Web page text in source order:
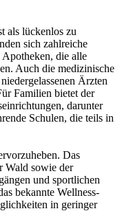
als lückenlos zu
sich zahlreiche
Apotheken, die alle
Auch die medizinische
Ärzten
Familien bietet der
darunter
Schulen, die teils in
Das
Wald sowie der
und sportlichen
bekannte Wellness-
in geringer